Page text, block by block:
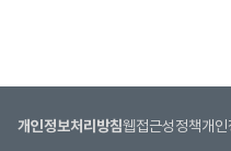
개인정보처리방침웹접근성정책개인